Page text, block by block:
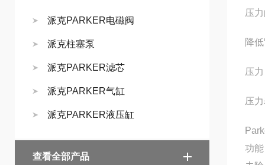
派克PARKER电磁阀
派克柱塞泵
派克PARKER滤芯
派克PARKER气缸
派克PARKER液压缸
查看全部产品
压
降
压
压
功